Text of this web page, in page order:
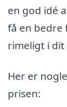
en god idé
få en bedre
rimeligt i
Her er
prisen: